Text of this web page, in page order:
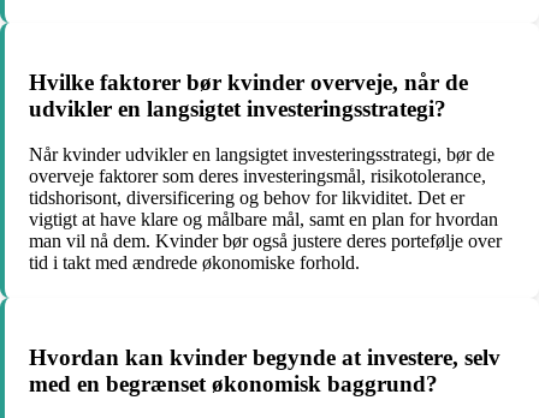
Hvilke faktorer bør kvinder overveje, når de
udvikler en langsigtet investeringsstrategi?
Når kvinder udvikler en langsigtet investeringsstrategi, bør de
overveje faktorer som deres investeringsmål, risikotolerance,
tidshorisont, diversificering og behov for likviditet. Det er
vigtigt at have klare og målbare mål, samt en plan for hvordan
man vil nå dem. Kvinder bør også justere deres portefølje over
tid i takt med ændrede økonomiske forhold.
Hvordan kan kvinder begynde at investere, selv
med en begrænset økonomisk baggrund?